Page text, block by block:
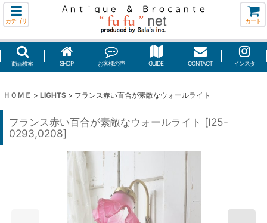
カテゴリ カート
商品検索 SHOP お客様の声 GUIDE CONTACT インスタ
ＨＯＭＥ > LIGHTS > フランス赤い百合が素敵なウォールライト
フランス赤い百合が素敵なウォールライト [I25-
0293,0208]